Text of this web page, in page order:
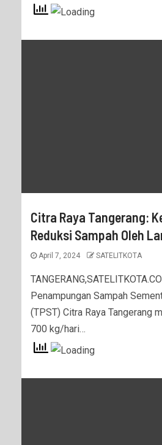
Citra Raya Tangerang:
Reduksi Sampah Oleh
April 7, 2024 SATELITKOTA
Penampungan Sampah
(TPST) Citra Raya Tangerang
700 kg/hari…